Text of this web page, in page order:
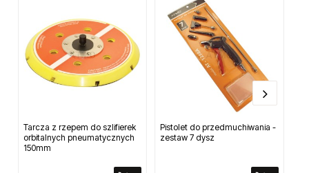
Tarcza z rzepem do szlifierek
orbitalnych pneumatycznych
150mm
Pistolet do przedmuchiwania -
zestaw 7 dysz